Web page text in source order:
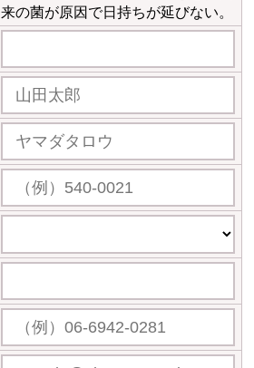
来の菌が原因で日持ちが延びない。